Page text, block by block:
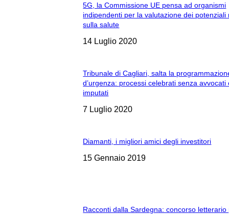
5G, la Commissione UE pensa ad organismi
indipendenti per la valutazione dei potenziali
sulla salute
14 Luglio 2020
Tribunale di Cagliari, salta la
d’urgenza: processi celebrati senza avvocati
imputati
7 Luglio 2020
Diamanti, i migliori amici degli investitori
15 Gennaio 2019
Racconti dalla Sardegna: concorso letterario